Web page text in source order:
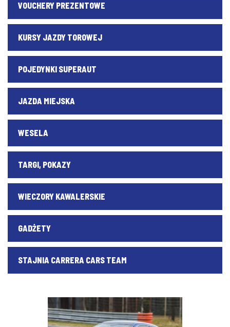
VOUCHERY PREZENTOWE
KURSY JAZDY TOROWEJ
POJEDYNKI SUPERAUT
JAZDA MIEJSKA
WESELA
TARGI, POKAZY
WIECZORY KAWALERSKIE
GADŻETY
STAJNIA CARRERA CARS TEAM